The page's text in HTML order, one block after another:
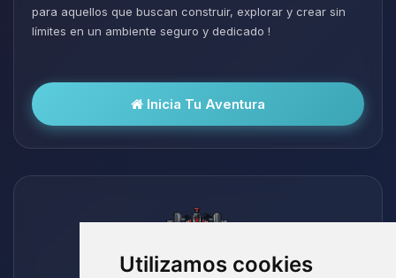
Utilizamos cookies
para aquellos que buscan construir, explorar y crear sin
límites en un ambiente seguro y dedicado !
Inicia Tu Aventura